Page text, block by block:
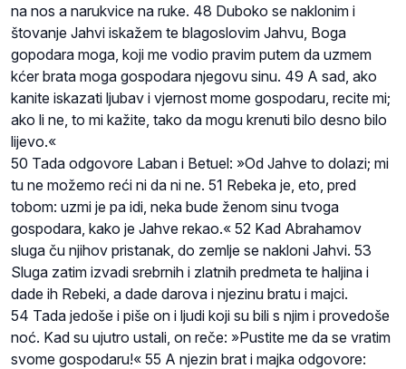
na nos a narukvice na ruke. 48 Duboko se naklonim i
štovanje Jahvi iskažem te blagoslovim Jahvu, Boga
gopodara moga, koji me vodio pravim putem da uzmem
kćer brata moga gospodara njegovu sinu. 49 A sad, ako
kanite iskazati ljubav i vjernost mome gospodaru, recite mi;
ako li ne, to mi kažite, tako da mogu krenuti bilo desno bilo
lijevo.«
50 Tada odgovore Laban i Betuel: »Od Jahve to dolazi; mi
tu ne možemo reći ni da ni ne. 51 Rebeka je, eto, pred
tobom: uzmi je pa idi, neka bude ženom sinu tvoga
gospodara, kako je Jahve rekao.« 52 Kad Abrahamov
sluga ču njihov pristanak, do zemlje se nakloni Jahvi. 53
Sluga zatim izvadi srebrnih i zlatnih predmeta te haljina i
dade ih Rebeki, a dade darova i njezinu bratu i majci.
54 Tada jedoše i piše on i ljudi koji su bili s njim i provedoše
noć. Kad su ujutro ustali, on reče: »Pustite me da se vratim
svome gospodaru!« 55 A njezin brat i majka odgovore: